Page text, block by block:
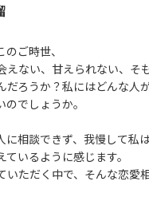
ご時世、
えない、甘えられない、そ
ろうか？私にはどんな人
でしょうか。
相談できず、我慢して私
いるように感じます。
いただく中で、そんな恋愛